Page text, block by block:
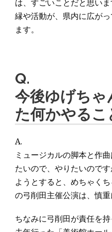
は、すごいことだと思い
縁や活動が、県内に広が
ます。
Q.
今後ゆげちゃ
た何かやるこ
A.
ミュージカルの脚本と作
たいので、やりたいので
ようとすると、めちゃく
の弓削田主催公演は、慎重
ちなみに弓削田が責任を